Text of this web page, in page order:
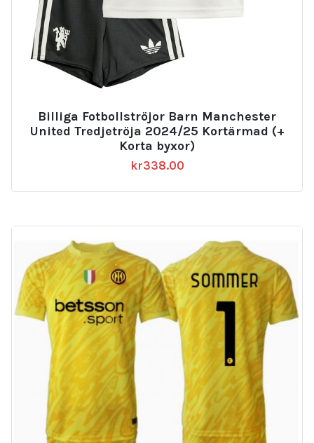
Billiga Fotbollströjor Barn Manchester
United Tredjetröja 2024/25 Kortärmad (+
Korta byxor)
kr338.00